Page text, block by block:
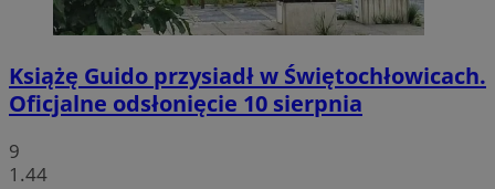
Książę Guido przysiadł w Świętochłowicach.
Oficjalne odsłonięcie 10 sierpnia
9
1.44